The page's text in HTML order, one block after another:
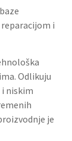
reparacijom i
Odlikuju
niskim
je